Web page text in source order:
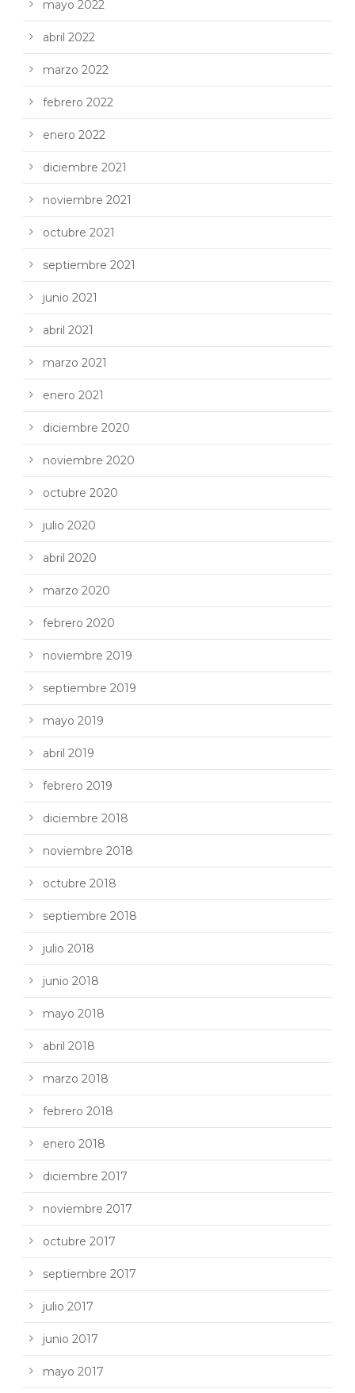
mayo 2022
abril 2022
marzo 2022
febrero 2022
enero 2022
diciembre 2021
noviembre 2021
octubre 2021
septiembre 2021
junio 2021
abril 2021
marzo 2021
enero 2021
diciembre 2020
noviembre 2020
octubre 2020
julio 2020
abril 2020
marzo 2020
febrero 2020
noviembre 2019
septiembre 2019
mayo 2019
abril 2019
febrero 2019
diciembre 2018
noviembre 2018
octubre 2018
septiembre 2018
julio 2018
junio 2018
mayo 2018
abril 2018
marzo 2018
febrero 2018
enero 2018
diciembre 2017
noviembre 2017
octubre 2017
septiembre 2017
julio 2017
junio 2017
mayo 2017